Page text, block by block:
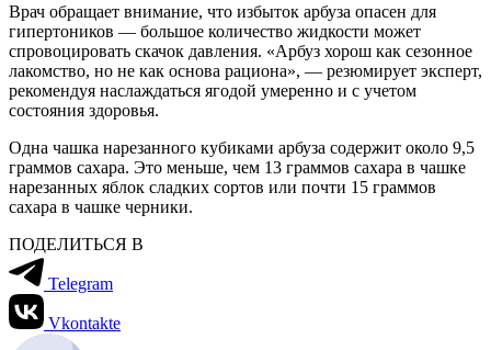
Врач обращает внимание, что избыток арбуза опасен для
гипертоников — большое количество жидкости может
спровоцировать скачок давления. «Арбуз хорош как сезонное
лакомство, но не как основа рациона», — резюмирует эксперт,
рекомендуя наслаждаться ягодой умеренно и с учетом
состояния здоровья.
Одна чашка нарезанного кубиками арбуза содержит около 9,5
граммов сахара. Это меньше, чем 13 граммов сахара в чашке
нарезанных яблок сладких сортов или почти 15 граммов
сахара в чашке черники.
ПОДЕЛИТЬСЯ В
Telegram
Vkontakte